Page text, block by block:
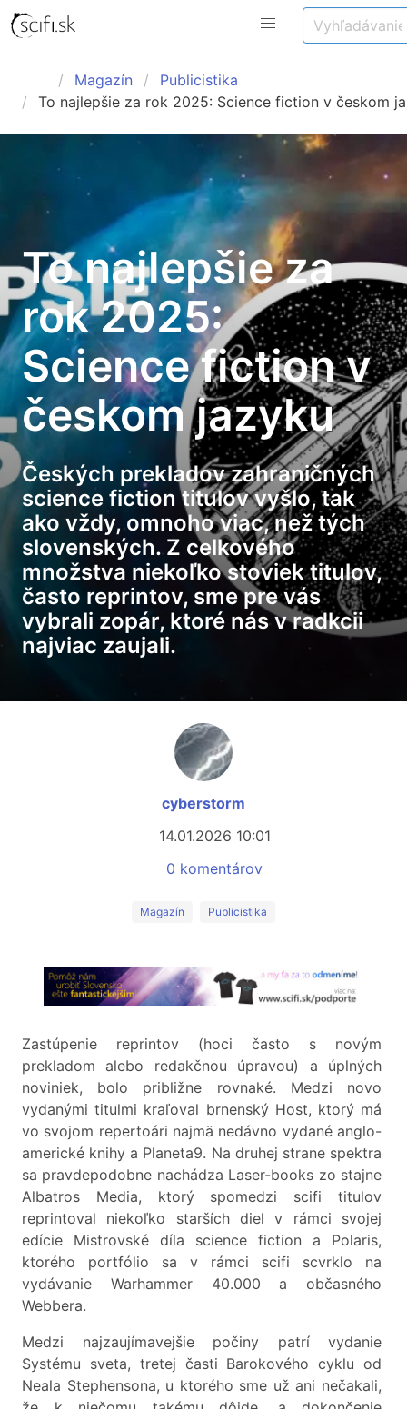
Magazín
Publicistika
To najlepšie za rok 2025: Science fiction v českom
To najlepšie za
rok 2025:
Science fiction v
českom jazyku
Českých prekladov zahraničných
science fiction titulov vyšlo, tak
ako vždy, omnoho viac, než tých
slovenských. Z celkového
množstva niekoľko stoviek titulov,
často reprintov, sme pre vás
vybrali zopár, ktoré nás v radkcii
najviac zaujali.
cyberstorm
14.01.2026 10:01
0 komentárov
Magazín Publicistika
Zastúpenie reprintov (hoci často s novým
prekladom alebo redakčnou úpravou) a úplných
noviniek, bolo približne rovnaké. Medzi novo
vydanými titulmi kraľoval brnenský Host, ktorý má
vo svojom repertoári najmä nedávno vydané anglo-
americké knihy a Planeta9. Na druhej strane spektra
sa pravdepodobne nachádza Laser-books zo stajne
Albatros Media, ktorý spomedzi scifi titulov
reprintoval niekoľko starších diel v rámci svojej
edície Mistrovské díla science fiction a Polaris,
ktorého portfólio sa v rámci scifi scvrklo na
vydávanie Warhammer 40.000 a občasného
Webbera.
Medzi najzaujímavejšie počiny patrí vydanie
Systému sveta, tretej časti Barokového cyklu od
Neala Stephensona, u ktorého sme už ani nečakali,